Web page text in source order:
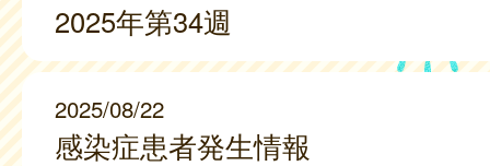
2025年第34週
2025/08/22
感染症患者発生情報